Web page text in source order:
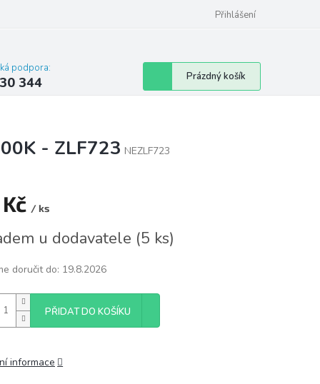
Přihlášení
podpora:
344
Nákupní
košík
Prázdný košík
- ZLF723 NEZLF723
/ ks
u dodavatele (5 ks)
doručit do: 19.8.2026
PŘIDAT DO KOŠÍKU
informace